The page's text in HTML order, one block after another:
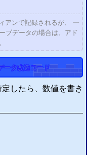
ンで記録されるが、 一
ブデータの場合は、アド
ータ改造コード
したら、数値を書き